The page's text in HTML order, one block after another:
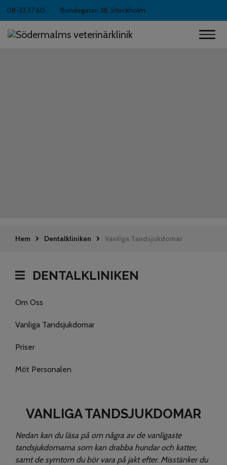
08-33 37 60 Bondegatan 38, Stockholm
Hem Dentalkliniken Vanliga Tandsjukdomar
DENTALKLINIKEN
Om Oss
Vanliga Tandsjukdomar
Priser
Möt Personalen
VANLIGA TANDSJUKDOMAR
Nedan kan du läsa på om några av de vanligaste
tandsjukdomarna som kan drabba hundar och katter,
samt de symtom du bör vara på jakt efter. Misstänker du